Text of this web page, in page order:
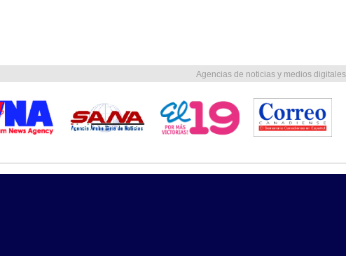
Agencias de noticias y medios digitales